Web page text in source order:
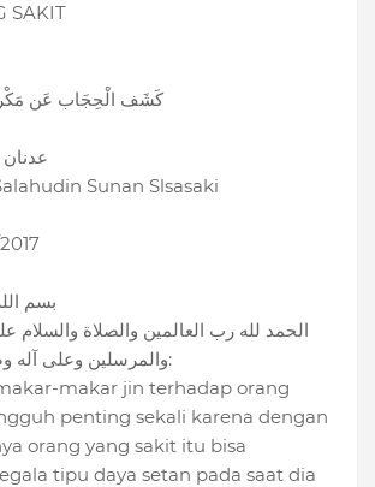
SAKIT
كَشَف الْحِجَاب عَن
Sunan Slsasaki
بسم
الحمد لله رب العالمين والصلاة والسلام
والمرسلين وعلى آله وصحبه وسلم.وبعد:
makar jin terhadap orang
penting sekali karena dengan
orang yang sakit itu bisa
tipu daya setan pada saat dia